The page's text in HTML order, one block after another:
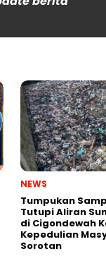
NEWS
Tumpukan
Tutupi Aliran
di Cigondewah
Kepedulian
Sorotan